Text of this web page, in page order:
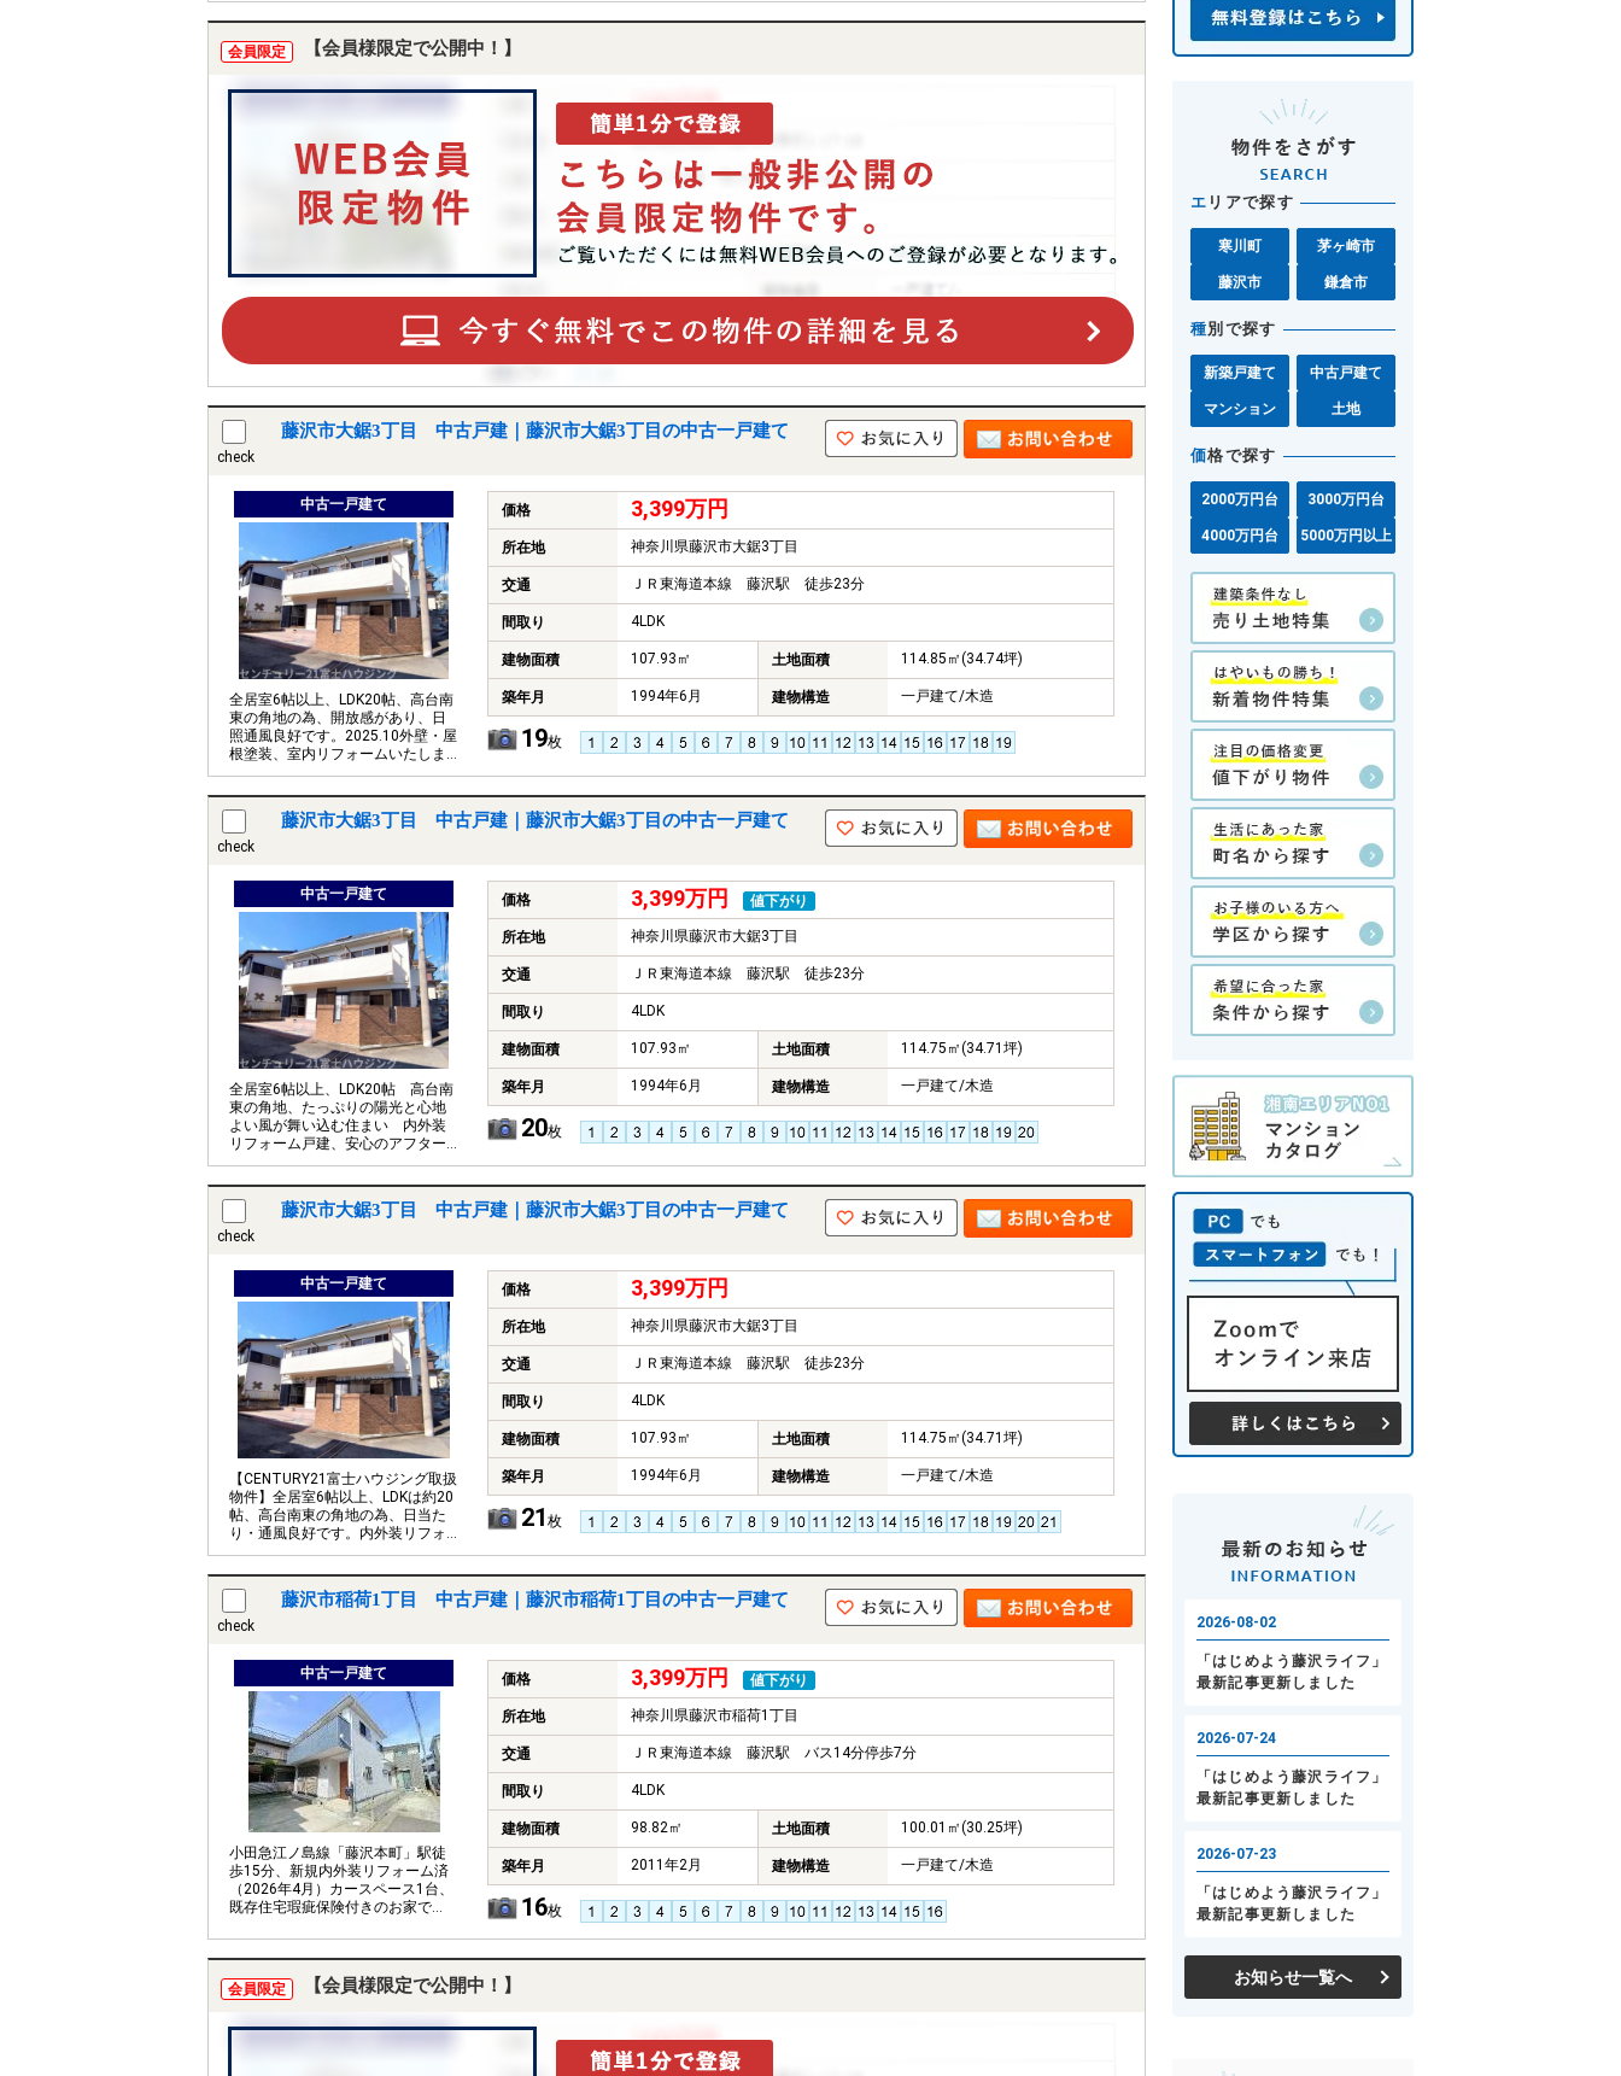
会員限定 【会員様限定で公開中！】
check
藤沢市大鋸3丁目 中古戸建｜藤沢市大鋸3丁目の中古一戸建て
中古一戸建て
全居室6帖以上、LDK20帖、高台南
東の角地の為、開放感があり、日
照通風良好です。2025.10外壁・屋
根塗装、室内リフォームいたしま
す。
価格 3,399万円
所在地 神奈川県藤沢市大鋸3丁目
交通 ＪＲ東海道本線 藤沢駅 徒歩23分
間取り 4LDK
建物面積 107.93㎡ 土地面積 114.85㎡(34.74坪)
築年月 1994年6月 建物構造 一戸建て/木造
19枚
check
藤沢市大鋸3丁目 中古戸建｜藤沢市大鋸3丁目の中古一戸建て
中古一戸建て
全居室6帖以上、LDK20帖 高台南
東の角地、たっぷりの陽光と心地
よい風が舞い込む住まい 内外装
リフォーム戸建、安心のアフター
サービス保証付
価格 3,399万円 値下がり
所在地 神奈川県藤沢市大鋸3丁目
交通 ＪＲ東海道本線 藤沢駅 徒歩23分
間取り 4LDK
建物面積 107.93㎡ 土地面積 114.75㎡(34.71坪)
築年月 1994年6月 建物構造 一戸建て/木造
20枚
check
藤沢市大鋸3丁目 中古戸建｜藤沢市大鋸3丁目の中古一戸建て
中古一戸建て
【CENTURY21富士ハウジング取扱
物件】全居室6帖以上、LDKは約20
帖、高台南東の角地の為、日当た
り・通風良好です。内外装リフォ
ーム済のお家です。
価格 3,399万円
所在地 神奈川県藤沢市大鋸3丁目
交通 ＪＲ東海道本線 藤沢駅 徒歩23分
間取り 4LDK
建物面積 107.93㎡ 土地面積 114.75㎡(34.71坪)
築年月 1994年6月 建物構造 一戸建て/木造
21 枚
check
藤沢市稲荷1丁目 中古戸建｜藤沢市稲荷1丁目の中古一戸建て
中古一戸建て
小田急江ノ島線「藤沢本町」駅徒
歩15分、新規内外装リフォーム済
（2026年4月）カースペース1台、
既存住宅瑕疵保険付きのお家で
価格 3,399万円 値下がり
所在地 神奈川県藤沢市稲荷1丁目
交通 ＪＲ東海道本線 藤沢駅 バス14分停歩7分
間取り 4LDK
建物面積 98.82㎡ 土地面積 100.01㎡(30.25坪)
築年月 2011年2月 建物構造 一戸建て/木造
16枚
会員限定 【会員様限定で公開中！】
エ リアで探す
寒川町 茅ヶ崎市
藤沢市 鎌倉市
種別で探す
新築戸建て 中古戸建て
マンション 土地
価格で探す
2000万円台 3000万円台
4000万円台 5000万円以上
お知らせ一覧へ